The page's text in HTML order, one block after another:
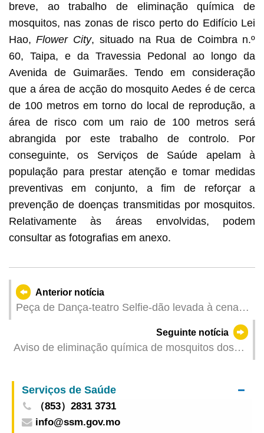
breve, ao trabalho de eliminação química de
mosquitos, nas zonas de risco perto do Edifício Lei
Hao,Flower City, situado na Rua de Coimbra n.º
60, Taipa, e da Travessia Pedonal ao longo da
Avenida de Guimarães. Tendo em consideração
que a área de acção do mosquito Aedes é de cerca
de 100 metros em torno do local de reprodução, a
área de risco com um raio de 100 metros será
abrangida por este trabalho de controlo. Por
conseguinte, os Serviços de Saúde apelam à
população para prestar atenção e tomar medidas
preventivas em conjunto, a fim de reforçar a
prevenção de doenças transmitidas por mosquitos.
Relativamente às áreas envolvidas, podem
consultar as fotografias em anexo.
Anterior notícia
Peça de Dança-teatro Selfie-dão levada à cena
em Novembro Instituto Cultural organiza sessão
para promover as produções locais em palcos
internacionais
Seguinte notícia
Aviso de eliminação química de mosquitos dos
Serviços de Saúde
（853）2831 3731
info@ssm.gov.mo